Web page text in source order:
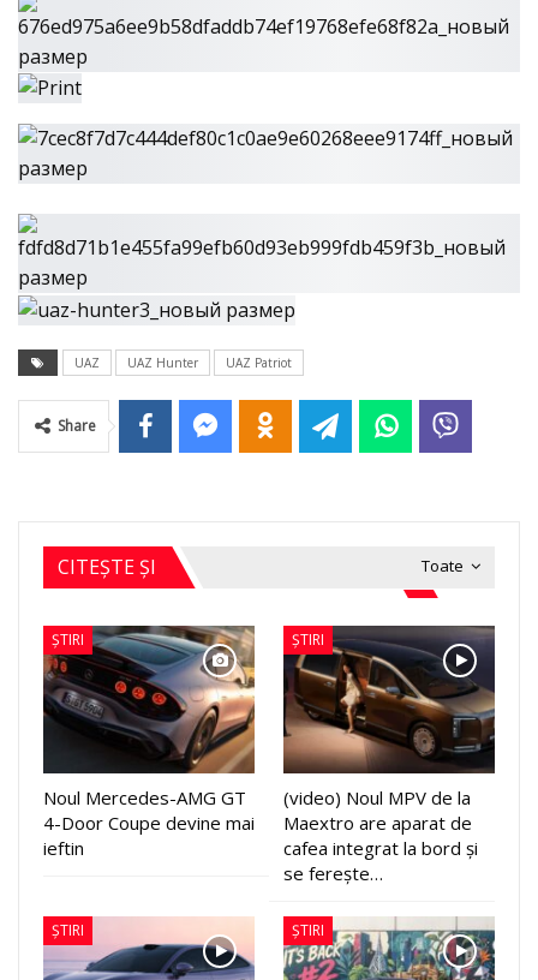
UAZ UAZ Hunter UAZ Patriot
Share
Toate
CITEȘTE ȘI
ȘTIRI
Noul Mercedes-AMG GT
4-Door Coupe devine mai
ieftin
ȘTIRI
(video) Noul MPV de la
Maextro are aparat de
cafea integrat la bord și
se ferește…
ȘTIRI ȘTIRI